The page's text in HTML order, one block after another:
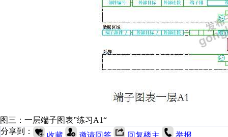
图三：一层端子图表”练习A1“
分享到：
收藏 邀请回答 回复楼主 举报